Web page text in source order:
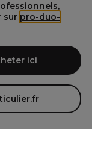
sur pro-duo-
ici
proposons une
coiffure et
qui font de Pro-
à tous ceux
de coiffure et de